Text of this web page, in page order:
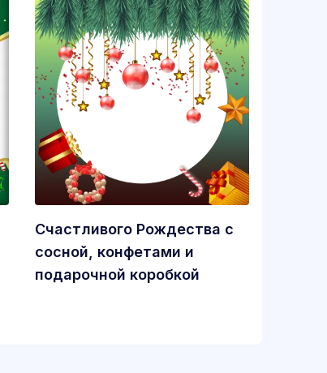
Счастливого Рождества с
сосной, конфетами и
подарочной коробкой